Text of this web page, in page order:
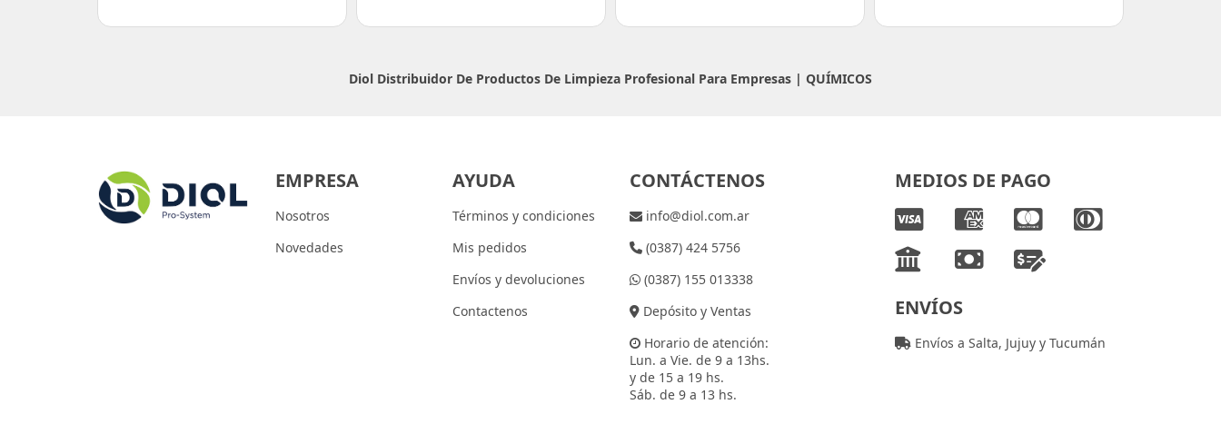
Diol Distribuidor De Productos De Limpieza Profesional Para Empresas | QUÍMICOS
EMPRESA
Nosotros
Novedades
AYUDA
Términos y condiciones
Mis pedidos
Envíos y devoluciones
Contactenos
CONTÁCTENOS
info@diol.com.ar
(0387) 424 5756
(0387) 155 013338
Depósito y Ventas
Horario de atención:
Lun. a Vie. de 9 a 13hs.
y de 15 a 19 hs.
Sáb. de 9 a 13 hs.
MEDIOS DE PAGO
ENVÍOS
Envíos a Salta, Jujuy y Tucumán